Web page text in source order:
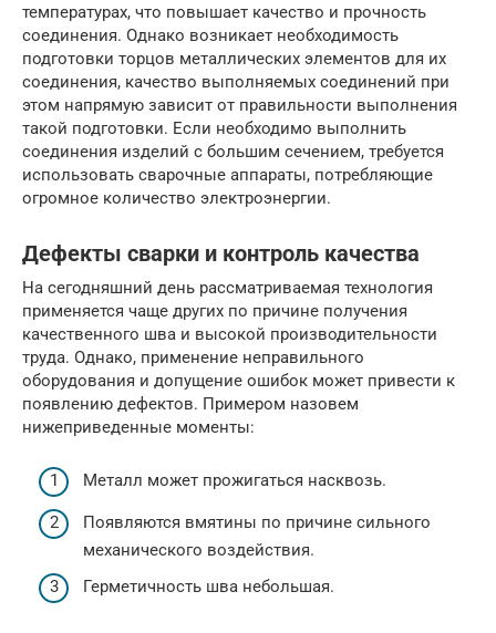
температурах, что повышает качество и прочность
соединения. Однако возникает необходимость
подготовки торцов металлических элементов для их
соединения, качество выполняемых соединений при
этом напрямую зависит от правильности выполнения
такой подготовки. Если необходимо выполнить
соединения изделий с большим сечением, требуется
использовать сварочные аппараты, потребляющие
огромное количество электроэнергии.
Дефекты сварки и контроль качества
На сегодняшний день рассматриваемая технология
применяется чаще других по причине получения
качественного шва и высокой производительности
труда. Однако, применение неправильного
оборудования и допущение ошибок может привести к
появлению дефектов. Примером назовем
нижеприведенные моменты:
Металл может прожигаться насквозь.
Появляются вмятины по причине сильного
механического воздействия.
Герметичность шва небольшая.